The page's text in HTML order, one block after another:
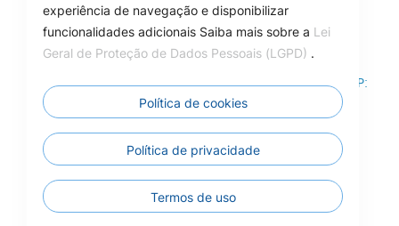
Como Chegar
Rua das Adálias, nº 646, Centro de Carlinda-MT – CEP:
78587-000
Câmara Municipal de Carlinda - MT
experiência de navegação e disponibilizar
funcionalidades adicionais Saiba mais sobre a Lei
Geral de Proteção de Dados Pessoais (LGPD) .
Política de cookies
Política de privacidade
Termos de uso